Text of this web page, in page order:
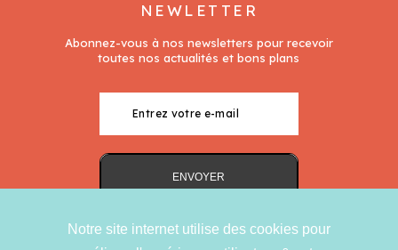
NEWLETTER
Notre site internet utilise des cookies pour